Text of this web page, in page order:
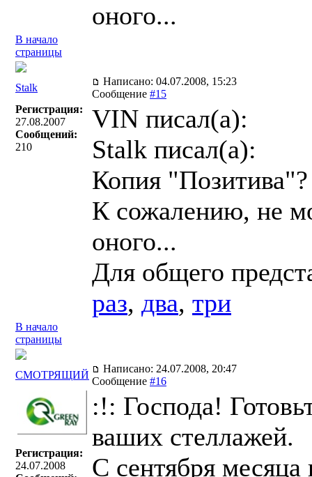
оного...
В начало
страницы
Stalk
Написано: 04.07.2008, 15:23
Сообщение #15
Регистрация:
27.08.2007
Сообщений:
210
VIN писал(a):
Stalk писал(a):
Копия "Позитива"?
К сожалению, не
оного...
Для общего
раз, два, три
В начало
страницы
СМОТРЯЩИЙ
Написано: 24.07.2008, 20:47
Сообщение #16
Регистрация:
24.07.2008
:!: Господа!
ваших стеллажей.
С сентября